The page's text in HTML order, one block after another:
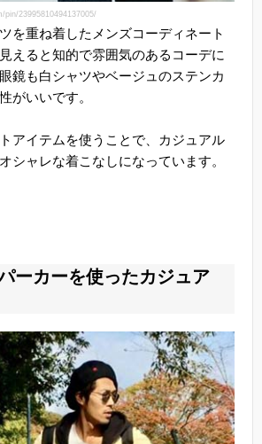
23995810494137005/
を重ね着したメンズコーディネート
えると知的で雰囲気のあるコーデに
鏡も白シャツやベージュのステンカ
がいいです。
アイテムを使うことで、カジュアル
シャレな着こなしになっています。
ーカーを使ったカジュア